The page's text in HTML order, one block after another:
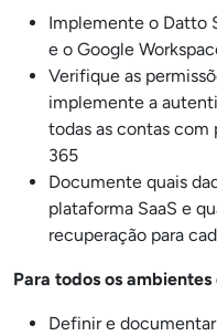
Implemente o Datto
e o Google
Verifique as
implemente a
todas as contas com
365
Documente quais
plataforma SaaS e
recuperação para
Para todos os
Definir e